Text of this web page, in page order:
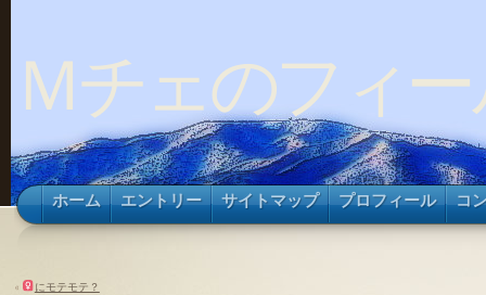
Ｍチェのフィ
ホーム エントリー サイトマップ プロフィール コ
« にモテモテ？